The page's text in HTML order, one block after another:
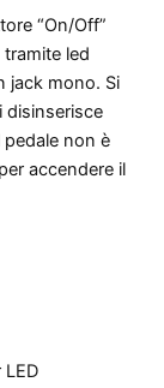
“On/Off”
led
jack mono. Si
disinserisce
non è
accendere il